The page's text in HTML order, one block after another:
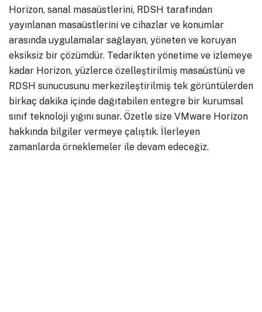
Horizon, sanal masaüstlerini, RDSH tarafından
yayınlanan masaüstlerini ve cihazlar ve konumlar
arasında uygulamalar sağlayan, yöneten ve koruyan
eksiksiz bir çözümdür. Tedarikten yönetime ve izlemeye
kadar Horizon, yüzlerce özelleştirilmiş masaüstünü ve
RDSH sunucusunu merkezileştirilmiş tek görüntülerden
birkaç dakika içinde dağıtabilen entegre bir kurumsal
sınıf teknoloji yığını sunar. Özetle size VMware Horizon
hakkında bilgiler vermeye çalıştık. İlerleyen
zamanlarda örneklemeler ile devam edeceğiz.